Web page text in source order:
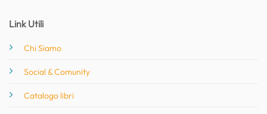
Link Utili
Chi Siamo
Social & Comunity
Catalogo libri